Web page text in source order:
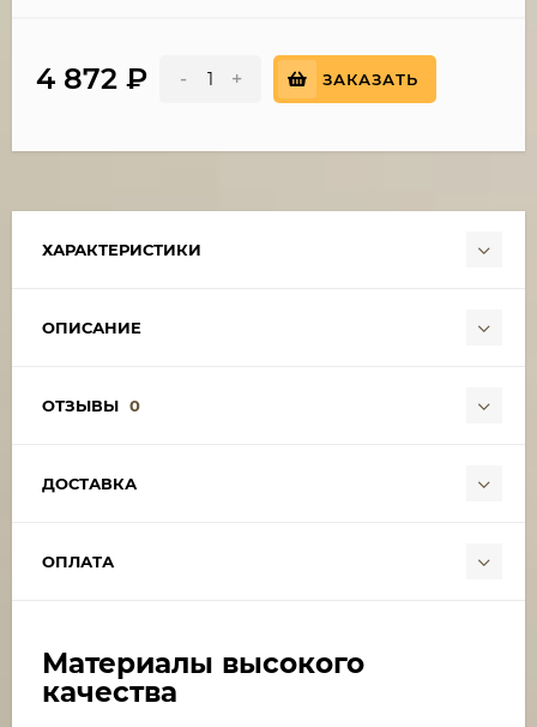
4 872 ₽ - + ЗАКАЗАТЬ
ХАРАКТЕРИСТИКИ
ОПИСАНИЕ
ОТЗЫВЫ 0
ДОСТАВКА
ОПЛАТА
Материалы высокого
качества